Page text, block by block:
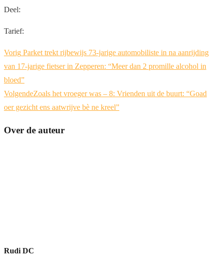
Deel:
Tarief:
Vorig Parket trekt rijbewijs 73-jarige automobiliste in na aanrijding
van 17-jarige fietser in Zepperen: “Meer dan 2 promille alcohol in
bloed”
VolgendeZoals het vroeger was – 8: Vrienden uit de buurt: “Goad
oer gezicht ens aatwrijve bè ne kreel”
Over de auteur
Rudi DC